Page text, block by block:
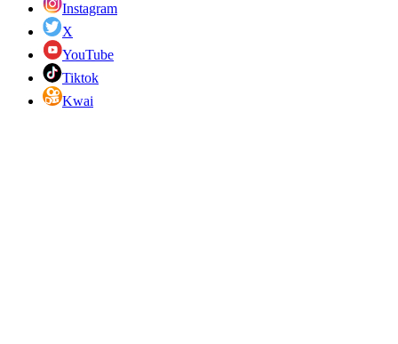
Instagram
X
YouTube
Tiktok
Kwai